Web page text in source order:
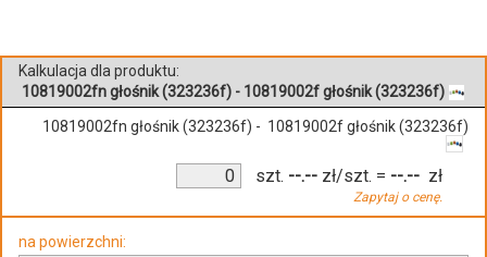
Kalkulacja dla produktu:
10819002fn głośnik (323236f) - 10819002f głośnik (323236f)
10819002fn głośnik (323236f) - 10819002f głośnik (323236f)
szt. --.-- zł/szt.
Zapytaj o cenę.
= --.-- zł
na powierzchni: